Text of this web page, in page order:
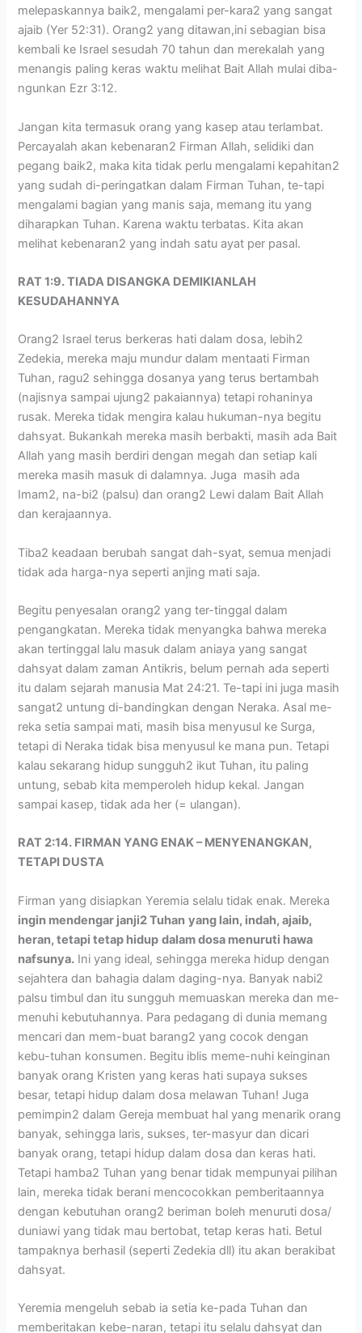
melepaskannya baik2, mengalami per-kara2 yang sangat
ajaib (Yer 52:31). Orang2 yang ditawan,ini sebagian bisa
kembali ke Israel sesudah 70 tahun dan merekalah yang
menangis paling keras waktu melihat Bait Allah mulai diba-
ngunkan Ezr 3:12.
Jangan kita termasuk orang yang kasep atau terlambat.
Percayalah akan kebenaran2 Firman Allah, selidiki dan
pegang baik2, maka kita tidak perlu mengalami kepahitan2
yang sudah di-peringatkan dalam Firman Tuhan, te-tapi
mengalami bagian yang manis saja, memang itu yang
diharapkan Tuhan. Karena waktu terbatas. Kita akan
melihat kebenaran2 yang indah satu ayat per pasal.
RAT 1:9. TIADA DISANGKA DEMIKIANLAH
KESUDAHANNYA
Orang2 Israel terus berkeras hati dalam dosa, lebih2
Zedekia, mereka maju mundur dalam mentaati Firman
Tuhan, ragu2 sehingga dosanya yang terus bertambah
(najisnya sampai ujung2 pakaiannya) tetapi rohaninya
rusak. Mereka tidak mengira kalau hukuman-nya begitu
dahsyat. Bukankah mereka masih berbakti, masih ada Bait
Allah yang masih berdiri dengan megah dan setiap kali
mereka masih masuk di dalamnya. Juga masih ada
Imam2, na-bi2 (palsu) dan orang2 Lewi dalam Bait Allah
dan kerajaannya.
Tiba2 keadaan berubah sangat dah-syat, semua menjadi
tidak ada harga-nya seperti anjing mati saja.
Begitu penyesalan orang2 yang ter-tinggal dalam
pengangkatan. Mereka tidak menyangka bahwa mereka
akan tertinggal lalu masuk dalam aniaya yang sangat
dahsyat dalam zaman Antikris, belum pernah ada seperti
itu dalam sejarah manusia Mat 24:21. Te-tapi ini juga masih
sangat2 untung di-bandingkan dengan Neraka. Asal me-
reka setia sampai mati, masih bisa menyusul ke Surga,
tetapi di Neraka tidak bisa menyusul ke mana pun. Tetapi
kalau sekarang hidup sungguh2 ikut Tuhan, itu paling
untung, sebab kita memperoleh hidup kekal. Jangan
sampai kasep, tidak ada her (= ulangan).
RAT 2:14. FIRMAN YANG ENAK – MENYENANGKAN,
TETAPI DUSTA
Firman yang disiapkan Yeremia selalu tidak enak. Mereka
ingin mendengar janji2 Tuhan yang lain, indah, ajaib,
heran, tetapi tetap hidup dalam dosa menuruti hawa
nafsunya. Ini yang ideal, sehingga mereka hidup dengan
sejahtera dan bahagia dalam daging-nya. Banyak nabi2
palsu timbul dan itu sungguh memuaskan mereka dan me-
menuhi kebutuhannya. Para pedagang di dunia memang
mencari dan mem-buat barang2 yang cocok dengan
kebu-tuhan konsumen. Begitu iblis meme-nuhi keinginan
banyak orang Kristen yang keras hati supaya sukses
besar, tetapi hidup dalam dosa melawan Tuhan! Juga
pemimpin2 dalam Gereja membuat hal yang menarik orang
banyak, sehingga laris, sukses, ter-masyur dan dicari
banyak orang, tetapi hidup dalam dosa dan keras hati.
Tetapi hamba2 Tuhan yang benar tidak mempunyai pilihan
lain, mereka tidak berani mencocokkan pemberitaannya
dengan kebutuhan orang2 beriman boleh menuruti dosa/
duniawi yang tidak mau bertobat, tetap keras hati. Betul
tampaknya berhasil (seperti Zedekia dll) itu akan berakibat
dahsyat.
Yeremia mengeluh sebab ia setia ke-pada Tuhan dan
memberitakan kebe-naran, tetapi itu selalu dahsyat dan